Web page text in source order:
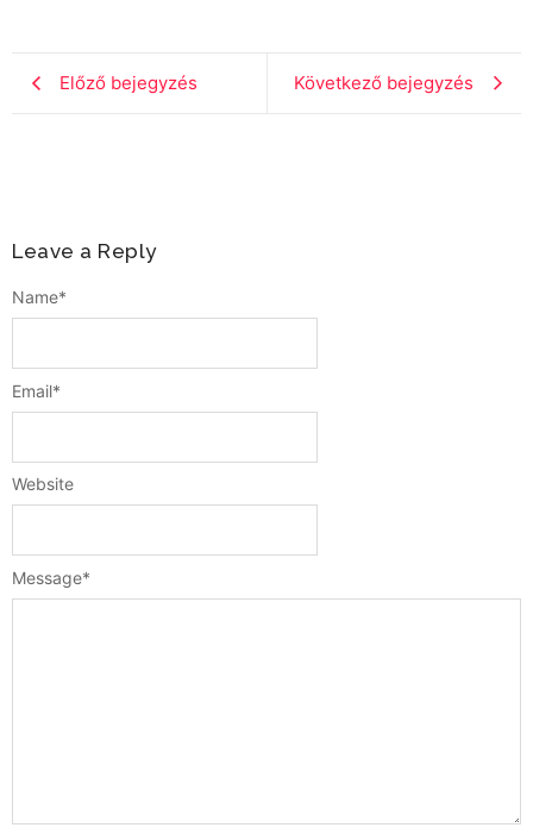
Előző bejegyzés Következő bejegyzés
Leave a Reply
Message*
Name*
Email*
Website